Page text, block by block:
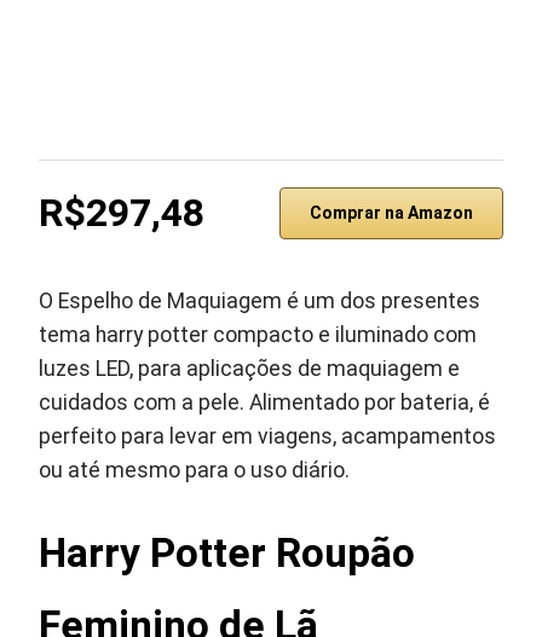
R$297,48 Comprar na Amazon
O Espelho de Maquiagem é um dos presentes
tema harry potter compacto e iluminado com
luzes LED, para aplicações de maquiagem e
cuidados com a pele. Alimentado por bateria, é
perfeito para levar em viagens, acampamentos
ou até mesmo para o uso diário.
Harry Potter Roupão
Feminino de Lã